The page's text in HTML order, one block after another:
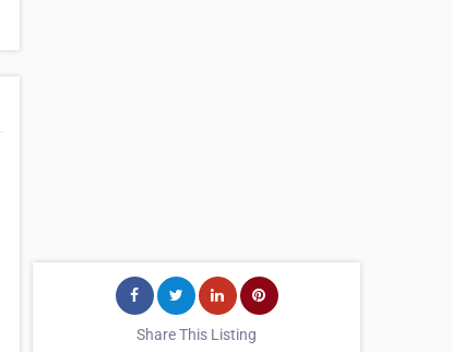
Share This Listing